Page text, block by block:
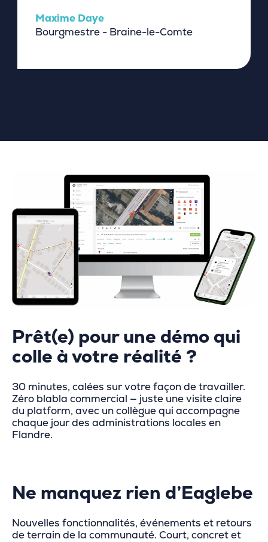
Maxime Daye
Bourgmestre - Braine-le-Comte
Prêt(e) pour une démo qui
colle à votre réalité ?
30 minutes, calées sur votre façon de travailler.
Zéro blabla commercial — juste une visite claire
du platform, avec un collègue qui accompagne
chaque jour des administrations locales en
Flandre.
Ne manquez rien d’Eaglebe
Nouvelles fonctionnalités, événements et retours
de terrain de la communauté. Court, concret et